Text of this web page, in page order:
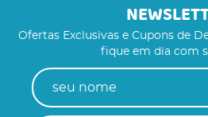
Ofertas Exclusivas e Cupons de
fique em dia com